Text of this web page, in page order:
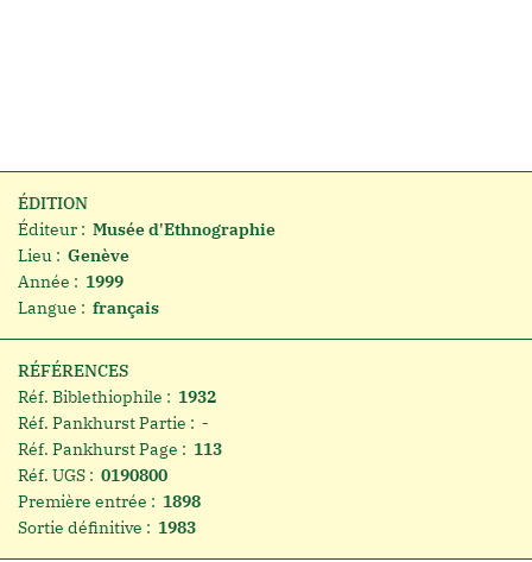
ÉDITION
Éditeur : Musée d'Ethnographie
Lieu : Genève
Année : 1999
Langue : français
RÉFÉRENCES
Réf. Biblethiophile : 1932
Réf. Pankhurst Partie : -
Réf. Pankhurst Page : 113
Réf. UGS : 0190800
Première entrée : 1898
Sortie définitive : 1983